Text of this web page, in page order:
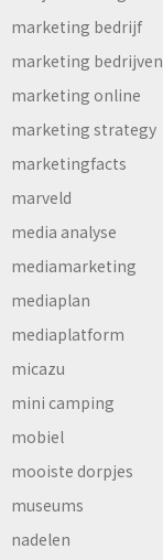
marketing bedrijf
marketing bedrijven
marketing online
marketing strategy
marketingfacts
marveld
media analyse
mediamarketing
mediaplan
mediaplatform
micazu
mini camping
mobiel
mooiste dorpjes
museums
nadelen